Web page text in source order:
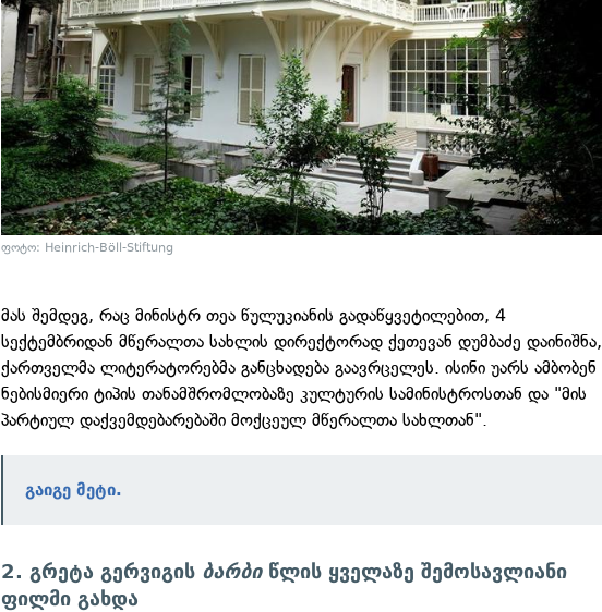
ფოტო: Heinrich-Böll-Stiftung
მას შემდეგ, რაც მინისტრ თეა წულუკიანის გადაწყვეტილებით, 4
სექტემბრიდან მწერალთა სახლის დირექტორად ქეთევან დუმბაძე დაინიშნა,
ქართველმა ლიტერატორებმა განცხადება გაავრცელეს. ისინი უარს ამბობენ
ნებისმიერი ტიპის თანამშრომლობაზე კულტურის სამინისტროსთან და "მის
პარტიულ დაქვემდებარებაში მოქცეულ მწერალთა სახლთან".
გაიგე მეტი.
2. გრეტა გერვიგის ბარბიწლის ყველაზე შემოსავლიანი
ფილმი გახდა